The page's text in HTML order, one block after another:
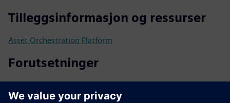
Tilleggsinformasjon og ressurser
Asset Orchestration Platform
Forutsetninger
Ideelt modellert med Asset Administration Shell (IEC